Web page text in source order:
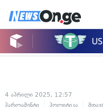
4 აპრილი 2025, 12:57
პარლამენტი
პოლიტიკა